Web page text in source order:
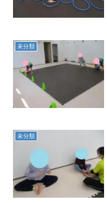
未分類
未分類